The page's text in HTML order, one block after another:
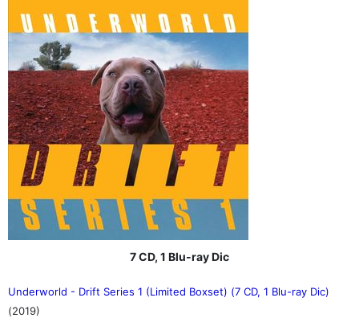
7 CD, 1 Blu-ray Dic
Underworld - Drift Series 1 (Limited Boxset) (7 CD, 1 Blu-ray Dic)
(2019)